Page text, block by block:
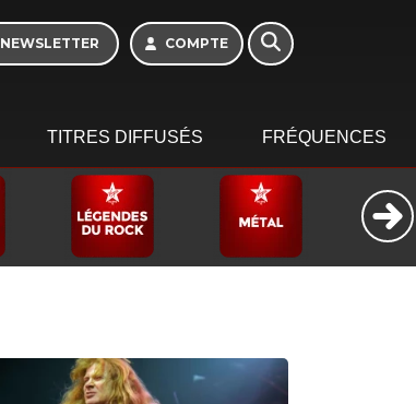
NEWSLETTER COMPTE
TITRES DIFFUSÉS FRÉQUENCES